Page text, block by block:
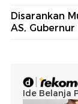
Disarankan
AS, Gubernur